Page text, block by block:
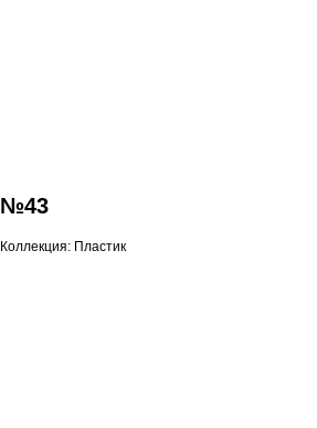
№43
Коллекция: Пластик